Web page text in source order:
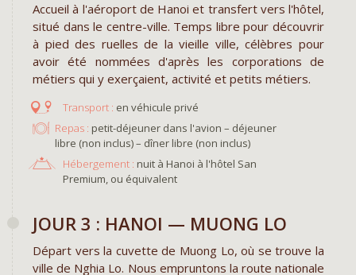
Accueil à l'aéroport de Hanoi et transfert vers l'hôtel,
situé dans le centre-ville. Temps libre pour découvrir
à pied des ruelles de la vieille ville, célèbres pour
avoir été nommées d'après les corporations de
métiers qui y exerçaient, activité et petits métiers.
en véhicule privé
Repas : petit-déjeuner dans l'avion – déjeuner
libre (non inclus) – dîner libre (non inclus)
Hébergement : nuit à Hanoi à l'hôtel San
Premium, ou équivalent
JOUR 3 : HANOI — MUONG LO
Départ vers la cuvette de Muong Lo, où se trouve la
ville de Nghia Lo. Nous empruntons la route nationale